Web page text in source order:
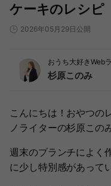
ケーキのレシピ
2026年05月29日公開
おうち大好きWeb
杉原このみ
こんにちは！おやつの
ノライターの杉原この
週末のブランチによく
に少し特別感があって